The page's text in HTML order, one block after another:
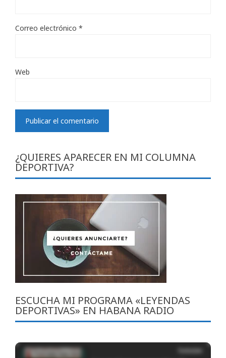
Correo electrónico *
Web
¿QUIERES APARECER EN MI COLUMNA
DEPORTIVA?
ESCUCHA MI PROGRAMA «LEYENDAS
DEPORTIVAS» EN HABANA RADIO